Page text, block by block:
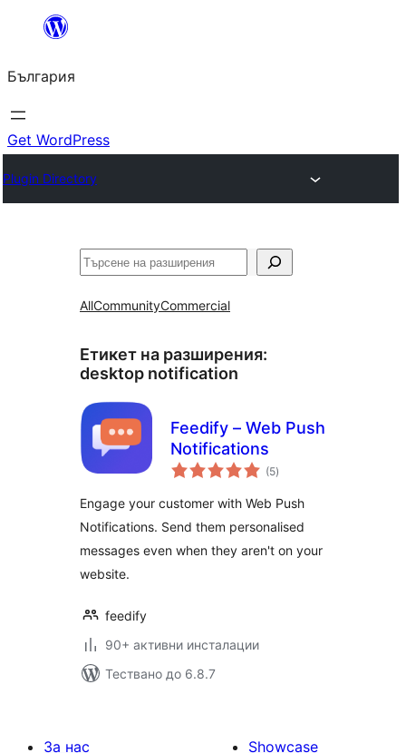
България
Get WordPress
Plugin Directory
Търсене
AllCommunityCommercial
Етикет на разширения:
desktop notification
Feedify – Web Push
Notifications
(5общо
оценки
)
Engage your customer with Web Push
Notifications. Send them personalised
messages even when they aren't on your
website.
feedify
90+ активни инсталации
Тествано до 6.8.7
За нас
Showcase